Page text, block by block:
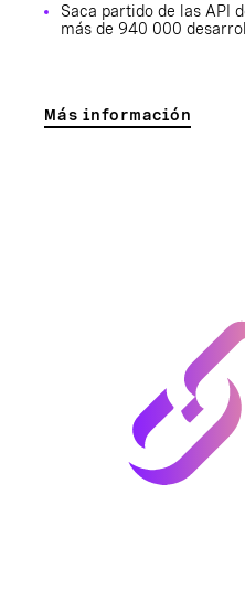
Saca partido de las API
más de 940 000
Más información